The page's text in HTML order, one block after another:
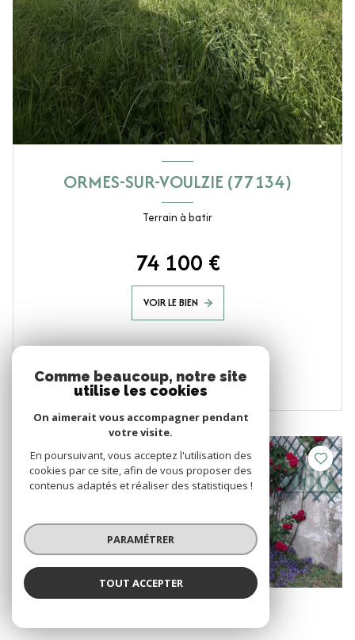
ORMES-SUR-VOULZIE (77134)
Terrain à batir
74 100 €
VOIR LE BIEN
Comme beaucoup, notre site
utilise les cookies
On aimerait vous accompagner pendant
votre visite.
En poursuivant, vous acceptez l'utilisation des
cookies par ce site, afin de vous proposer des
contenus adaptés et réaliser des statistiques !
PARAMÉTRER
TOUT ACCEPTER